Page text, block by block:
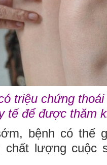
triệu chứng
tế để được thăm
bệnh có thể
chất lượng cuộc